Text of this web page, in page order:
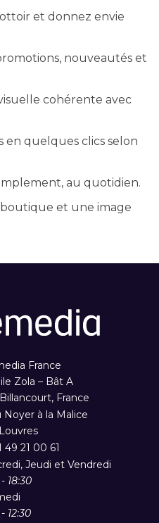
et donnez envie
nouveautés et
cohérente avec
en quelques clics selon
au quotidien.
et une image
France
Zola – Bât A
France
Noyer à la Malice
49 21 00 61
Jeudi et Vendredi
18:30
12:30